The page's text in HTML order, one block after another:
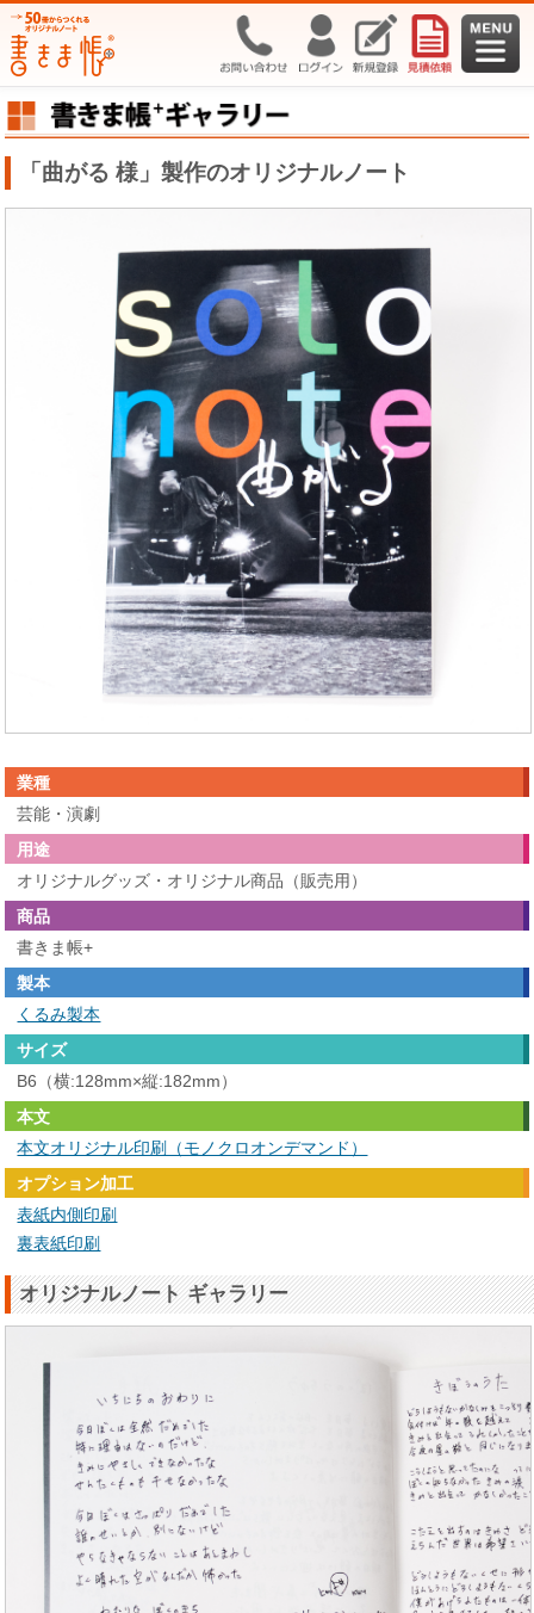
「曲がる 様」製作のオリジナルノート
業種
芸能・演劇
用途
オリジナルグッズ・オリジナル商品（販売用）
商品
書きま帳+
製本
くるみ製本
サイズ
B6（横:128mm×縦:182mm）
本文
本文オリジナル印刷（モノクロオンデマンド）
オプション加工
表紙内側印刷
裏表紙印刷
オリジナルノート ギャラリー